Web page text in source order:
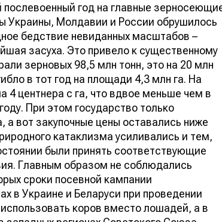
послевоенный год на главные
Украины, Молдавии и России обрушилось
бедствие невиданных масштабов –
засуха. Это привело к существенному
зерновых 98,5 млн тонн, это на 20 млн
в тот год на площади 4,3 млн га. На
4 центнера с га, что вдвое меньше чем в
При этом государство только
вот закупочные цены оставались ниже
катаклизма усиливались и тем,
были принять соответствующие
Главным образом не соблюдались
сроки посевной кампании
в Украине и Беларуси при проведении
коров вместо лошадей, а в